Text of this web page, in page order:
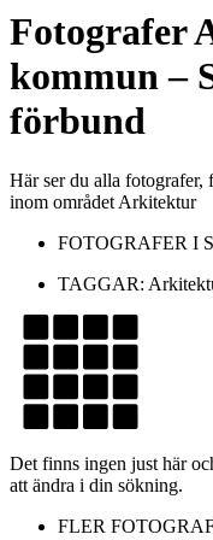
Fotografer
kommun–
förbund
Här ser du alla fotografer,
inom området Arkitektur
FOTOGRAFER I
TAGGAR:
Det finns ingen just här
att ändra i din sökning.
FLER